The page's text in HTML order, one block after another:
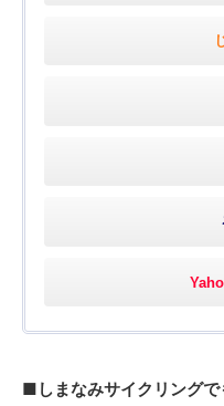
■しまなみサイクリング